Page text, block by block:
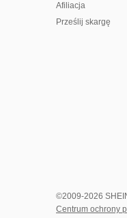
Afiliacja
Prześlij skargę
©2009-2026
Centrum ochrony